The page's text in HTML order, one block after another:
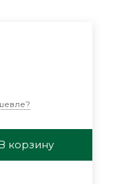
корзину